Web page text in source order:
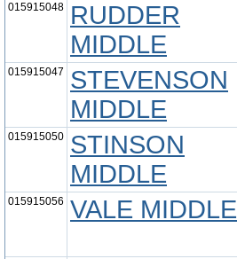
015915048
RUDDER
MIDDLE
015915047
STEVENSON
MIDDLE
015915050 STINSON
MIDDLE
015915056 VALE MIDDLE